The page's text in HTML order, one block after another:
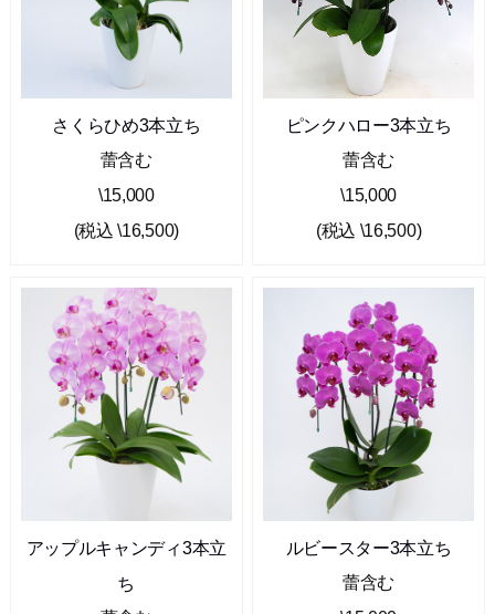
さくらひめ3本立ち
蕾含む
\15,000
(税込 \16,500)
ピンクハロー3本立ち
蕾含む
\15,000
(税込 \16,500)
アップルキャンディ3本立
ち
ルビースター3本立ち
蕾含む